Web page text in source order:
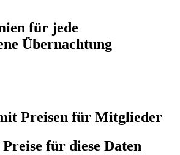
für jede
Übernachtung
Preisen für Mitglieder
für diese Daten